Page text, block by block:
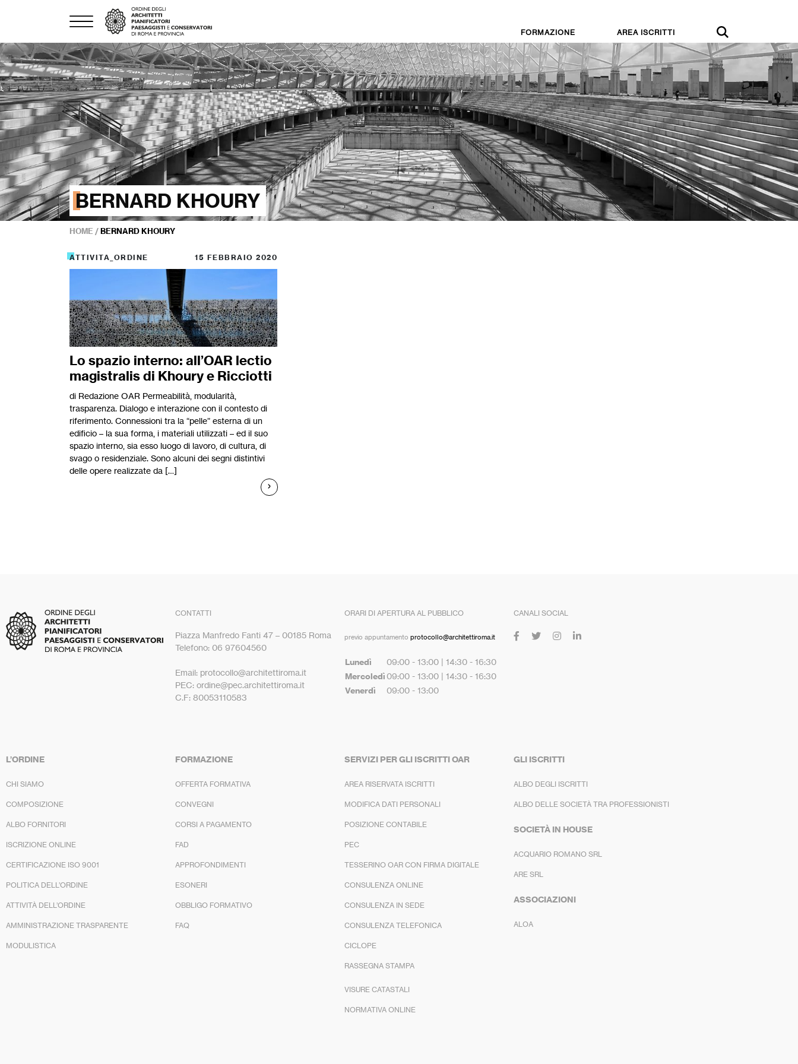
FORMAZIONE AREA ISCRITTI
BERNARD KHOURY
HOME /BERNARD KHOURY
ATTIVITA_ORDINE 15 FEBBRAIO 2020
Lo spazio interno: all’OAR lectio
magistralis di Khoury e Ricciotti
di Redazione OAR Permeabilità, modularità,
trasparenza. Dialogo e interazione con il contesto di
riferimento. Connessioni tra la “pelle” esterna di un
edificio – la sua forma, i materiali utilizzati – ed il suo
spazio interno, sia esso luogo di lavoro, di cultura, di
svago o residenziale. Sono alcuni dei segni distintivi
delle opere realizzate da […]
CONTATTI
Piazza Manfredo Fanti 47 – 00185 Roma
Telefono: 06 97604560
Email: protocollo@architettiroma.it
PEC: ordine@pec.architettiroma.it
C.F: 80053110583
ORARI DI APERTURA AL PUBBLICO
previo appuntamento protocollo@architettiroma.it
Lunedì 09:00 - 13:00 | 14:30 - 16:30
Mercoledì 09:00 - 13:00 | 14:30 - 16:30
Venerdì 09:00 - 13:00
CANALI SOCIAL
L’ORDINE
CHI SIAMO
COMPOSIZIONE
ALBO FORNITORI
ISCRIZIONE ONLINE
CERTIFICAZIONE ISO 9001
POLITICA DELL’ORDINE
ATTIVITÀ DELL’ORDINE
AMMINISTRAZIONE TRASPARENTE
MODULISTICA
FORMAZIONE
OFFERTA FORMATIVA
CONVEGNI
CORSI A PAGAMENTO
FAD
APPROFONDIMENTI
ESONERI
OBBLIGO FORMATIVO
FAQ
SERVIZI PER GLI ISCRITTI OAR
AREA RISERVATA ISCRITTI
MODIFICA DATI PERSONALI
POSIZIONE CONTABILE
PEC
TESSERINO OAR CON FIRMA DIGITALE
CONSULENZA ONLINE
CONSULENZA IN SEDE
CONSULENZA TELEFONICA
CICLOPE
RASSEGNA STAMPA
VISURE CATASTALI
NORMATIVA ONLINE
GLI ISCRITTI
ALBO DEGLI ISCRITTI
ALBO DELLE SOCIETÀ TRA PROFESSIONISTI
SOCIETÀ IN HOUSE
ACQUARIO ROMANO SRL
ARE SRL
ASSOCIAZIONI
ALOA